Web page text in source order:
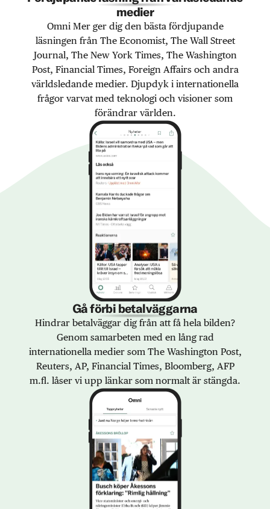
medier
Omni Mer ger dig den bästa fördjupande
läsningen från The Economist, The Wall Street
Journal, The New York Times, The Washington
Post, Financial Times, Foreign Affairs och andra
världsledande medier. Djupdyk i internationella
frågor varvat med teknologi och visioner som
förändrar världen.
Gå förbi betalväggarna
Hindrar betalväggar dig från att få hela bilden?
Genom samarbeten med en lång rad
internationella medier som The Washington Post,
Reuters, AP, Financial Times, Bloomberg, AFP
m.fl. låser vi upp länkar som normalt är stängda.